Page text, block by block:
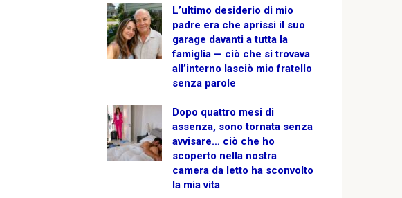
L’ultimo desiderio di mio
padre era che aprissi il suo
garage davanti a tutta la
famiglia — ciò che si trovava
all’interno lasciò mio fratello
senza parole
Dopo quattro mesi di
assenza, sono tornata senza
avvisare… ciò che ho
scoperto nella nostra
camera da letto ha sconvolto
la mia vita